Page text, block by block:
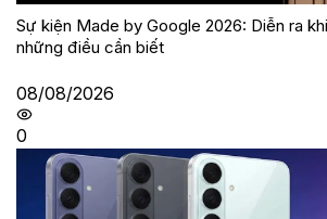
Sự kiện Made by Google 2026: Diễn ra
những điều cần biết
08/08/2026
0